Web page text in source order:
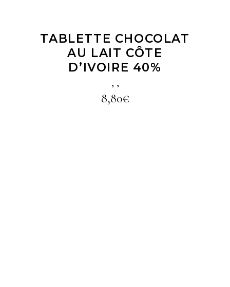
TABLETTE CHOCOLAT
AU LAIT CÔTE
D’IVOIRE 40%
, ,
8,80€